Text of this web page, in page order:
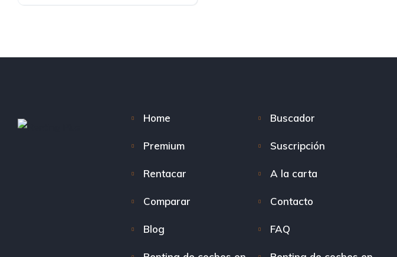
Home Buscador
Premium Suscripción
Rentacar A la carta
Comparar Contacto
Blog FAQ